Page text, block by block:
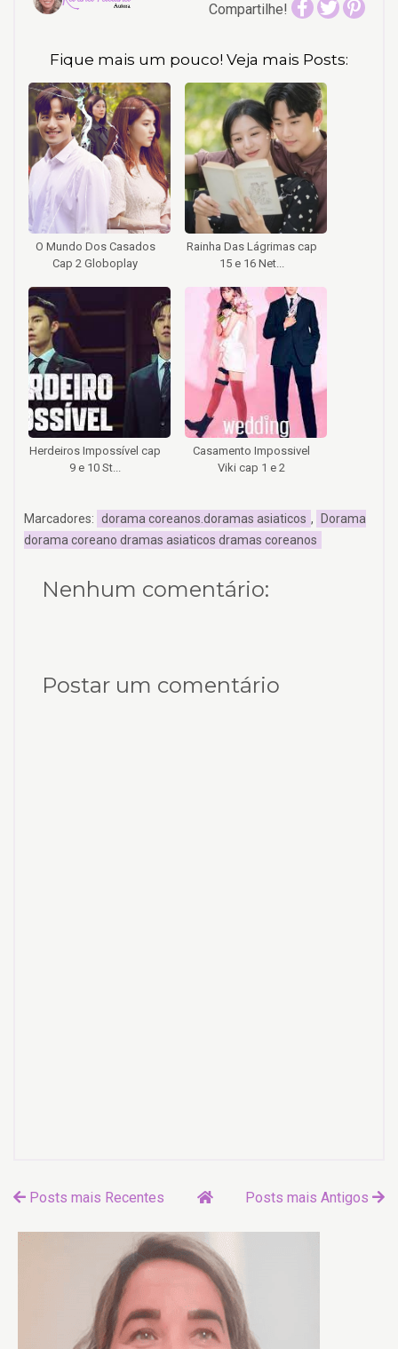
Compartilhe!
Fique mais um pouco! Veja mais Posts:
O Mundo Dos Casados
Cap 2 Globoplay
Rainha Das Lágrimas cap
15 e 16 Net...
Herdeiros Impossível cap
9 e 10 St...
Casamento Impossivel
Viki cap 1 e 2
Marcadores: dorama coreanos.doramas asiaticos ,
Dorama
dorama coreano dramas asiaticos dramas coreanos
Nenhum comentário:
Postar um comentário
Posts mais Recentes Posts mais Antigos